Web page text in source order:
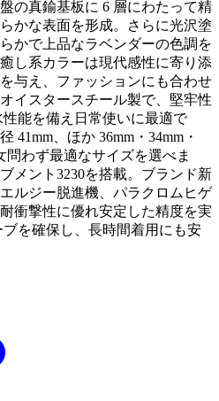
の真鍮基板に 6 層にわたって精
かな表面を形成。さらに光沢塗
かで上品なラベンダーの色調を
し系カラーは現代感性に寄り添
与え、ファッションにも合わせ
イスタースチール製で、堅牢性
能を備え日常使いに最適で
41mm、ほか 36mm・34mm・
問わず最適なサイズを選べま
メント3230を搭載。ブランド新
ルジー脱進機、パラクロムヒゲ
衝撃性に優れ安定した精度を実
を確保し、長時間着用にも安